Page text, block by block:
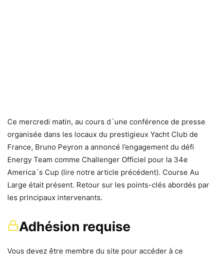
Ce mercredi matin, au cours d´une conférence de presse
organisée dans les locaux du prestigieux Yacht Club de
France, Bruno Peyron a annoncé l’engagement du défi
Energy Team comme Challenger Officiel pour la 34e
America´s Cup (lire notre article précédent). Course Au
Large était présent. Retour sur les points-clés abordés par
les principaux intervenants.
Adhésion requise
Vous devez être membre du site pour accéder à ce